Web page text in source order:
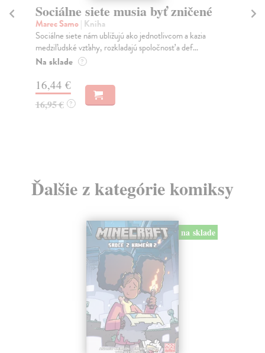
Sociálne siete musia byť zničené
Marec Samo| Kniha
Sociálne siete nám ubližujú ako jednotlivcom a kazia
medziľudské vzťahy, rozkladajú spoločnosť a def...
Na sklade ?
16,44 €
16,95 € ?
Ďalšie z kategórie komiksy
na sklade